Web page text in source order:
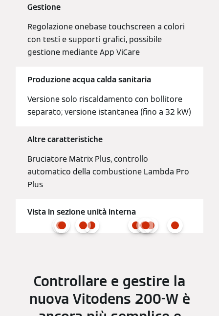
Gestione
Regolazione onebase touchscreen a colori
con testi e supporti grafici, possibile
gestione mediante App ViCare
Produzione acqua calda sanitaria
Versione solo riscaldamento con bollitore
separato; versione istantanea (fino a 32 kW)
Altre caratteristiche
Bruciatore Matrix Plus, controllo
automatico della combustione Lambda Pro
Plus
Vista in sezione unità interna
Controllare e gestire la
nuova Vitodens 200-W è